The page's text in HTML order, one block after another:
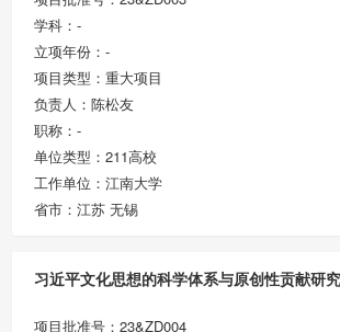
学科：-
立项年份：-
项目类型：重大项目
负责人：陈松友
职称：-
单位类型：211高校
工作单位：江南大学
省市：江苏 无锡
习近平文化思想的科学体系与原创性贡献研究
项目批准号：23&ZD004